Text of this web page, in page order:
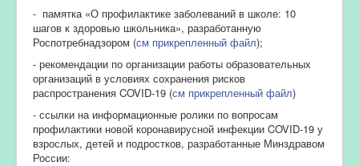
- памятка «О профилактике заболеваний в школе: 10
шагов к здоровью школьника», разработанную
Роспотребнадзором (см прикрепленный файл);
- рекомендации по организации работы образовательных
организаций в условиях сохранения рисков
распространения COVID-19 (см прикрепленный файл)
- ссылки на информационные ролики по вопросам
профилактики новой коронавирусной инфекции COVID-19 у
взрослых, детей и подростков, разработанные Минздравом
России: